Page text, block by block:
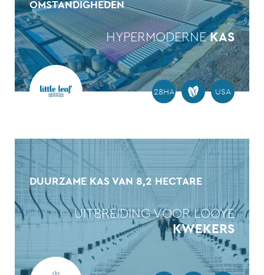
OMSTANDIGHEDEN
HYPERMODERNE KAS
28HA USA
DUURZAME KAS VAN 8,2 HECTARE
UITBREIDING VOOR LOOYE
KWEKERS